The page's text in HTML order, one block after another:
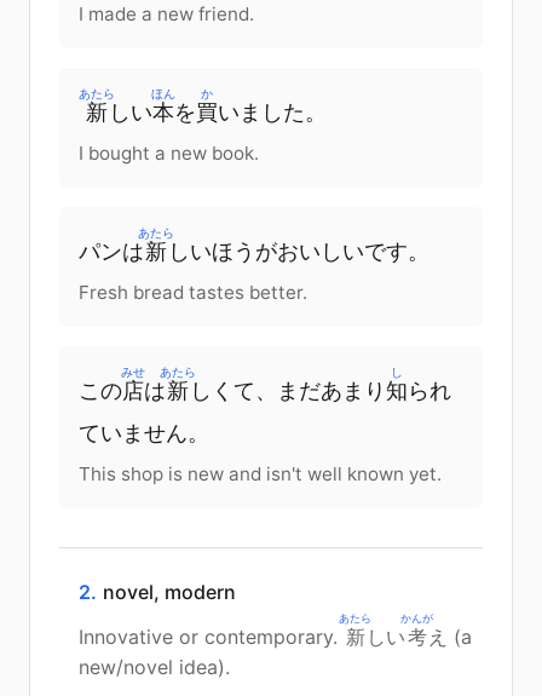
I made a new friend.
新
あたら
しい本
ほん
を買
か
いました 。
I bought a new book.
パンは新
あたら
しいほう がおいしいです。
Fresh bread tastes better.
この店
みせ
は新
あたら
しくて、 まだあまり 知
し
られ
ていません。
This shop is new and isn't well known yet.
2. novel, modern
Innovative or contemporary. 新
あたら
しい考
かんが
え (a
new/novel idea).